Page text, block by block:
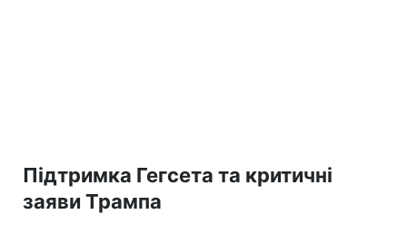
Підтримка Гегсета та критичні
заяви Трампа